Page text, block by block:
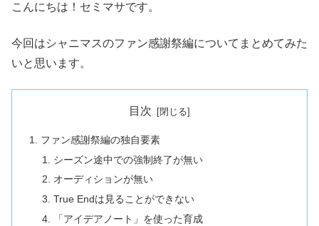
こんにちは！セミマサです。
今回はシャニマスのファン感謝祭編についてまとめてみた
いと思います。
目次
ファン感謝祭編の独自要素
シーズン途中での強制終了が無い
オーディションが無い
True Endは見ることができない
「アイデアノート」を使った育成